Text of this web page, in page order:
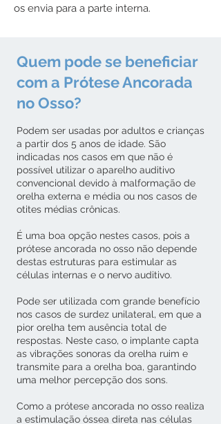
os envia para a parte interna.
Quem pode se beneficiar
com a Prótese Ancorada
no Osso?
Podem ser usadas por adultos e crianças
a partir dos 5 anos de idade. São
indicadas nos casos em que não é
possível utilizar o aparelho auditivo
convencional devido à malformação de
orelha externa e média ou nos casos de
otites médias crônicas.
É uma boa opção nestes casos, pois a
prótese ancorada no osso não depende
destas estruturas para estimular as
células internas e o nervo auditivo.
Pode ser utilizada com grande benefício
nos casos de surdez unilateral, em que a
pior orelha tem ausência total de
respostas. Neste caso, o implante capta
as vibrações sonoras da orelha ruim e
transmite para a orelha boa, garantindo
uma melhor percepção dos sons.
Como a prótese ancorada no osso realiza
a estimulação óssea direta nas células